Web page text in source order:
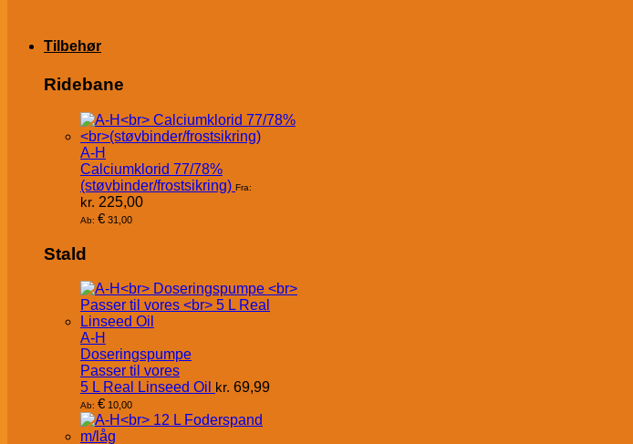
Tilbehør
Ridebane
A-H
Calciumklorid 77/78%
(støvbinder/frostsikring) Fra:
kr. 225,00
Ab: € 31,00
Stald
A-H
Doseringspumpe
Passer til vores
5 L Real Linseed Oil kr. 69,99
Ab: € 10,00